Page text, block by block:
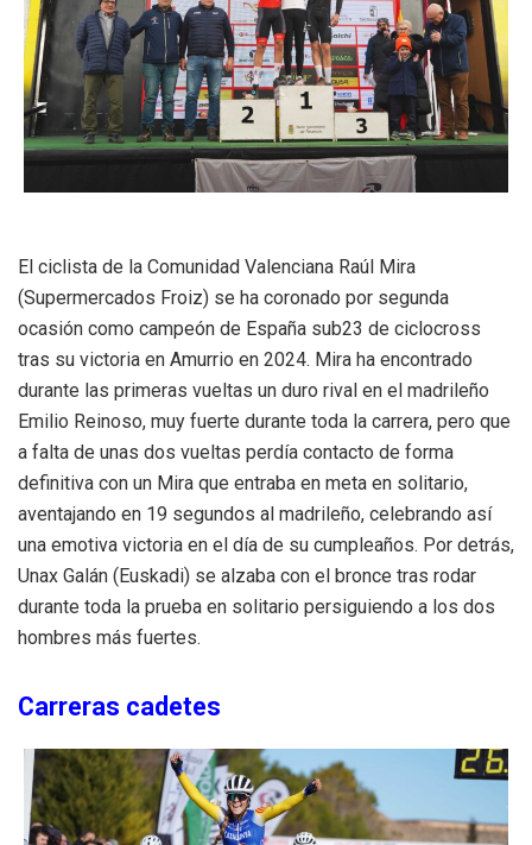
El ciclista de la Comunidad Valenciana Raúl Mira
(Supermercados Froiz) se ha coronado por segunda
ocasión como campeón de España sub23 de ciclocross
tras su victoria en Amurrio en 2024. Mira ha encontrado
durante las primeras vueltas un duro rival en el madrileño
Emilio Reinoso, muy fuerte durante toda la carrera, pero que
a falta de unas dos vueltas perdía contacto de forma
definitiva con un Mira que entraba en meta en solitario,
aventajando en 19 segundos al madrileño, celebrando así
una emotiva victoria en el día de su cumpleaños. Por detrás,
Unax Galán (Euskadi) se alzaba con el bronce tras rodar
durante toda la prueba en solitario persiguiendo a los dos
hombres más fuertes.
Carreras cadetes